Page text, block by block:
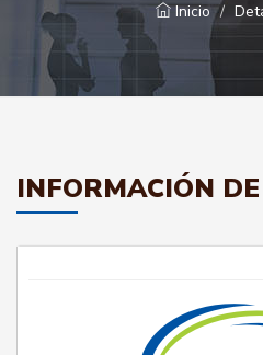
Inicio
INFORMACIÓN